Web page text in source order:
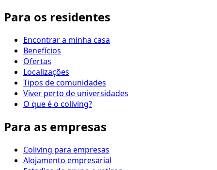
Para os residentes
Encontrar a minha casa
Benefícios
Ofertas
Localizações
Tipos de comunidades
Viver perto de universidades
O que é o coliving?
Para as empresas
Coliving para empresas
Alojamento empresarial